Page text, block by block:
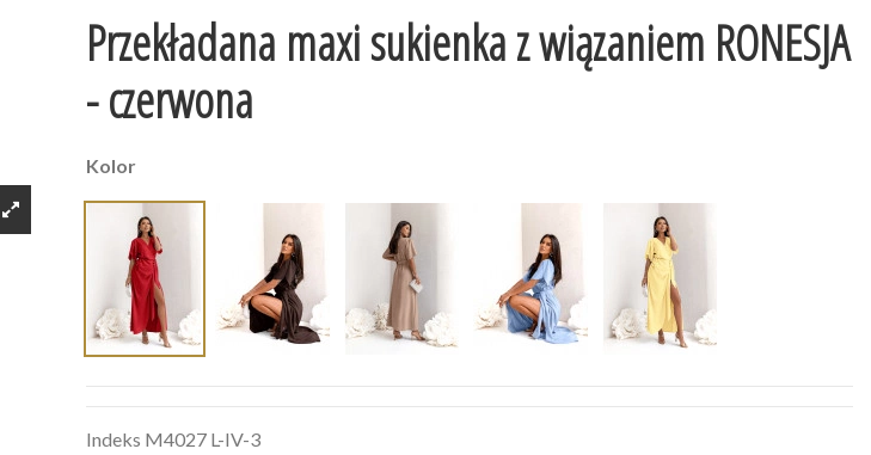
Przekładana maxi sukienka z wiązaniem RONESJA
- czerwona
Kolor
Indeks M4027 L-IV-3